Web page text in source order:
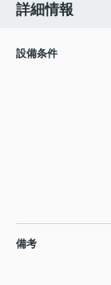
詳細情報
設備条件
備考